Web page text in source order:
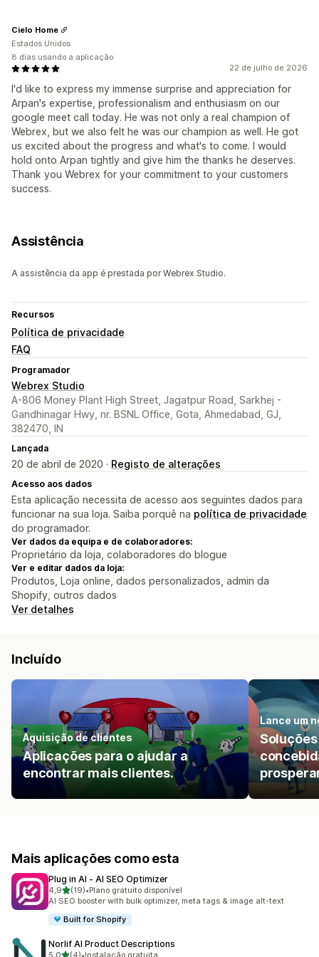
22 de julho de 2026
I'd like to express my immense surprise and appreciation for
Arpan's expertise, professionalism and enthusiasm on our
google meet call today. He was not only a real champion of
Webrex, but we also felt he was our champion as well. He got
us excited about the progress and what's to come. I would
hold onto Arpan tightly and give him the thanks he deserves.
Thank you Webrex for your commitment to your customers
success.
Cielo Home
Estados Unidos
8 dias usando a aplicação
Assistência
A assistência da app é prestada por Webrex Studio.
Recursos
Política de privacidade
FAQ
Programador
Webrex Studio
A-806 Money Plant High Street, Jagatpur Road, Sarkhej -
Gandhinagar Hwy, nr. BSNL Office, Gota, Ahmedabad, GJ,
382470, IN
Lançada
20 de abril de 2020 · Registo de alterações
Acesso aos dados
Esta aplicação necessita de acesso aos seguintes dados para
funcionar na sua loja. Saiba porquê na política de privacidade
do programador.
Ver dados da equipa e de colaboradores:
Proprietário da loja, colaboradores do blogue
Ver e editar dados da loja:
Produtos, Loja online, dados personalizados, admin da
Shopify, outros dados
Ver detalhes
Incluído
Aquisição de clientes
Aplicações para o ajudar a
encontrar mais clientes.
Lance um
Mais aplicações como esta
Plug in AI ‑ AI SEO Optimizer
4,9de 5 estrelas
(19)
19 total de avaliações
•Plano gratuito disponível
AI SEO booster with bulk optimizer, meta tags & image alt-text
Built for Shopify
Norlif AI Product Descriptions
de 5 estrelas